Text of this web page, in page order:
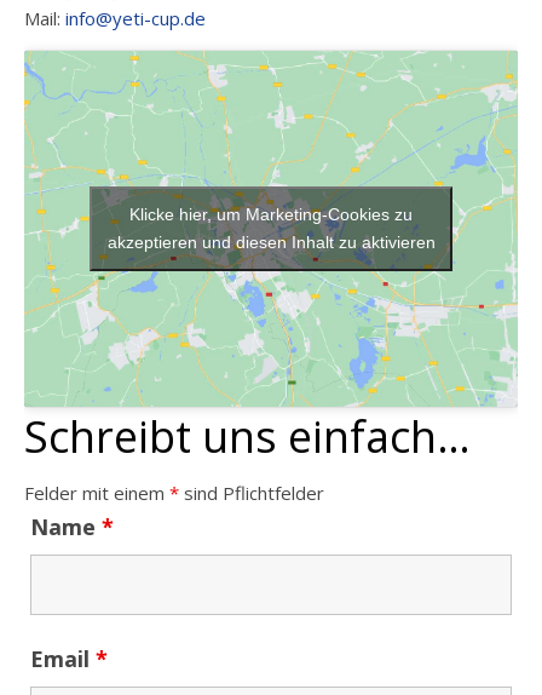
Mail: info@yeti-cup.de
Klicke hier, um Marketing-Cookies zu
akzeptieren und diesen Inhalt zu aktivieren
Schreibt uns einfach…
Felder mit einem * sind Pflichtfelder
Name *
Email *